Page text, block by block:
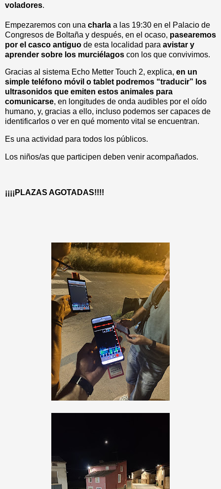
voladores.
Empezaremos con una charla a las 19:30 en el Palacio de
Congresos de Boltaña y después, en el ocaso, pasearemos
por el casco antiguo de esta localidad para avistar y
aprender sobre los murciélagos con los que convivimos.
Gracias al sistema Echo Metter Touch 2, explica, en un
simple teléfono móvil o tablet podremos “traducir” los
ultrasonidos que emiten estos animales para
comunicarse, en longitudes de onda audibles por el oído
humano, y, gracias a ello, incluso podemos ser capaces de
identificarlos o ver en qué momento vital se encuentran.
Es una actividad para todos los públicos.
Los niños/as que participen deben venir acompañados.
¡¡¡¡PLAZAS AGOTADAS!!!!